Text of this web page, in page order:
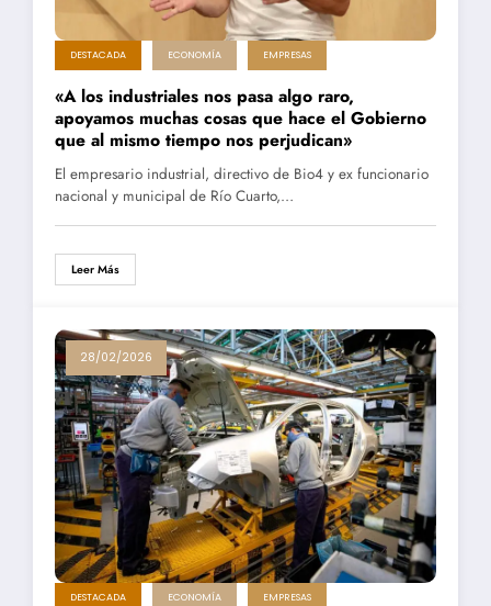
DESTACADA ECONOMÍA EMPRESAS
«A los industriales nos pasa algo raro,
apoyamos muchas cosas que hace el Gobierno
que al mismo tiempo nos perjudican»
El empresario industrial, directivo de Bio4 y ex funcionario
nacional y municipal de Río Cuarto,…
Leer Más
28/02/2026
DESTACADA ECONOMÍA EMPRESAS